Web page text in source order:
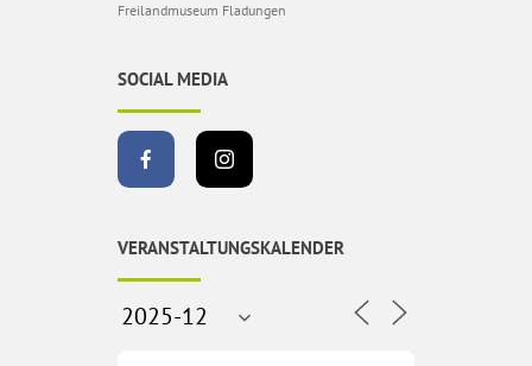
Freilandmuseum Fladungen
SOCIAL MEDIA
VERANSTALTUNGSKALENDER